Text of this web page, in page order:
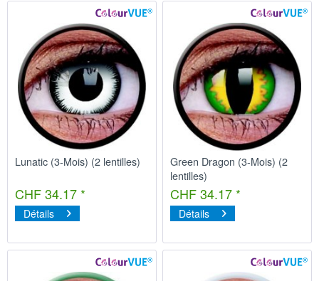
Lunatic (3-Mois) (2 lentilles)
CHF 34.17 *
Détails
Green Dragon (3-Mois) (2
lentilles)
CHF 34.17 *
Détails